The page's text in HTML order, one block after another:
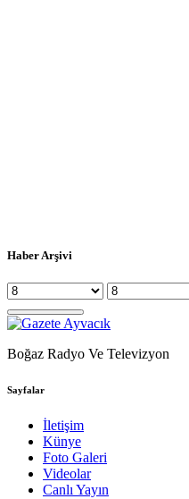
Haber Arşivi
Boğaz Radyo Ve Televizyon
Sayfalar
İletişim
Künye
Foto Galeri
Videolar
Canlı Yayın